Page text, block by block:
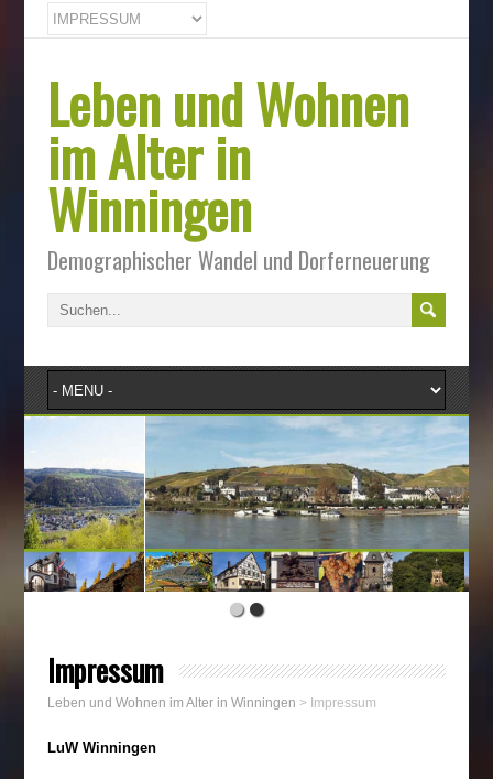
Leben und Wohnen
im Alter in
Winningen
Demographischer Wandel und Dorferneuerung
Impressum
Leben und Wohnen im Alter in Winningen > Impressum
LuW Winningen